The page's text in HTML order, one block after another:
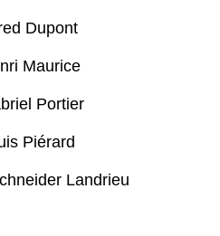
Dupont
Maurice
Portier
Piérard
Landrieu